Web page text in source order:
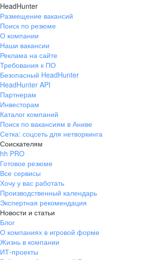
HeadHunter
Размещение вакансий
Поиск по резюме
О компании
Наши вакансии
Реклама на сайте
Требования к ПО
Безопасный HeadHunter
HeadHunter API
Партнерам
Инвесторам
Каталог компаний
Поиск по вакансиям в Аниве
Сетка: соцсеть для нетворкинга
Соискателям
hh PRO
Готовое резюме
Все сервисы
Хочу у вас работать
Производственный календарь
Экспертная рекомендация
Новости и статьи
Блог
О компаниях в игровой форме
Жизнь в компании
ИТ-проекты